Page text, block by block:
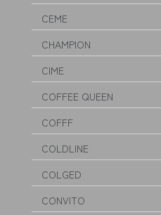
CEME
CHAMPION
CIME
COFFEE QUEEN
COFFF
COLDLINE
COLGED
CONVITO